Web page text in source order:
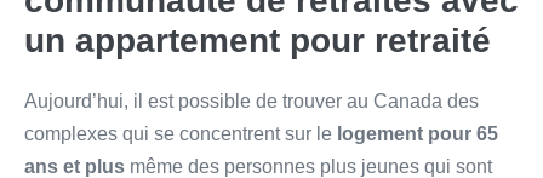
un appartement pour retraité
Aujourd’hui, il est possible de trouver au Canada des
complexes qui se concentrent sur le logement pour 65
ans et plus même des personnes plus jeunes qui sont